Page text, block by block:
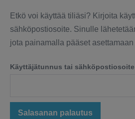
Etkö voi käyttää tiliäsi? Kirjoita
sähköpostiosoite. Sinulle
jota painamalla pääset
Käyttäjätunnus tai sähköpostiosoite
Salasanan palautus